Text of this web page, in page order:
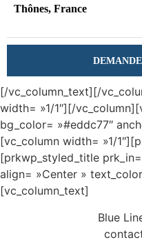
Thônes, France
[/vc_column_text][/
width= »1/1″][/
bg_color= »#eddc77″
[vc_column width= »1/
[prkwp_styled_title prk_in=
align= »Center »
[vc_column_text]
Blue